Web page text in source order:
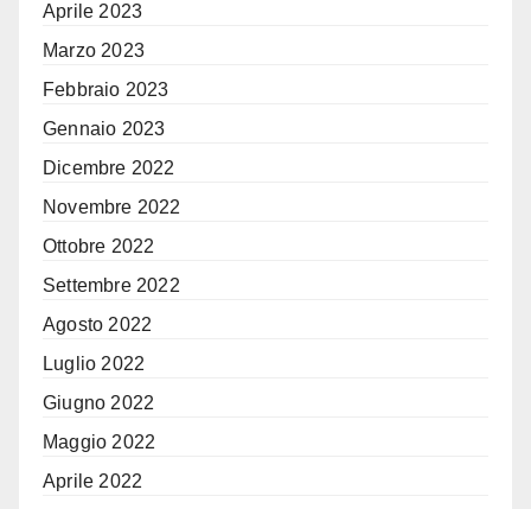
Aprile 2023
Marzo 2023
Febbraio 2023
Gennaio 2023
Dicembre 2022
Novembre 2022
Ottobre 2022
Settembre 2022
Agosto 2022
Luglio 2022
Giugno 2022
Maggio 2022
Aprile 2022